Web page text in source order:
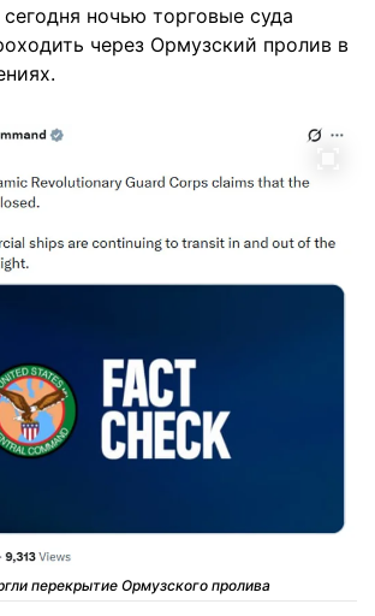
сегодня ночью торговые суда
через Ормузский пролив в
перекрытие Ормузского пролива